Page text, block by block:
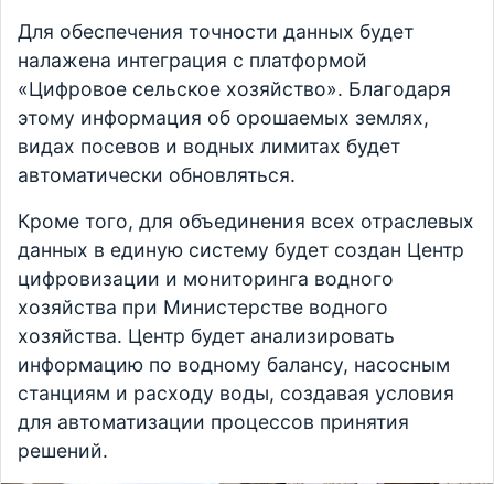
Для обеспечения точности данных будет
налажена интеграция с платформой
«Цифровое сельское хозяйство». Благодаря
этому информация об орошаемых землях,
видах посевов и водных лимитах будет
автоматически обновляться.
Кроме того, для объединения всех отраслевых
данных в единую систему будет создан Центр
цифровизации и мониторинга водного
хозяйства при Министерстве водного
хозяйства. Центр будет анализировать
информацию по водному балансу, насосным
станциям и расходу воды, создавая условия
для автоматизации процессов принятия
решений.